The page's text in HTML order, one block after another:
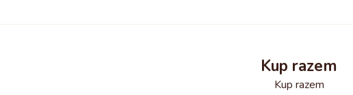
Kup razem
Kup razem